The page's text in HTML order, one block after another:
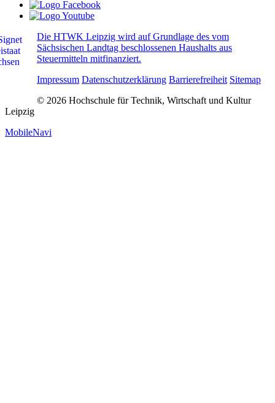
Die HTWK Leipzig wird auf Grundlage des vom
Sächsischen Landtag beschlossenen Haushalts aus
Steuermitteln mitfinanziert.
Impressum Datenschutzerklärung Barrierefreiheit Sitemap
© 2026 Hochschule für Technik, Wirtschaft und Kultur
Leipzig
MobileNavi